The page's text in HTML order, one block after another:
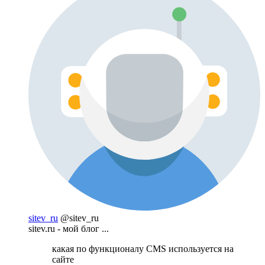
sitev_ru @sitev_ru
sitev.ru - мой блог ...
какая по функционалу CMS используется на
сайте